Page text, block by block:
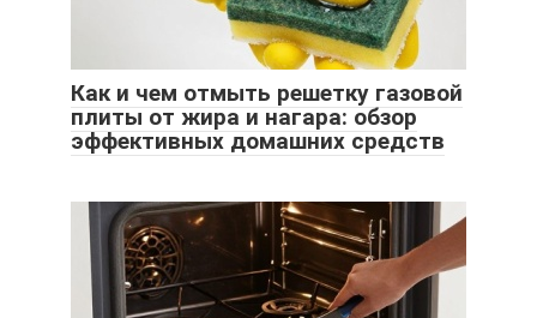
Как и чем отмыть решетку газовой
плиты от жира и нагара: обзор
эффективных домашних средств